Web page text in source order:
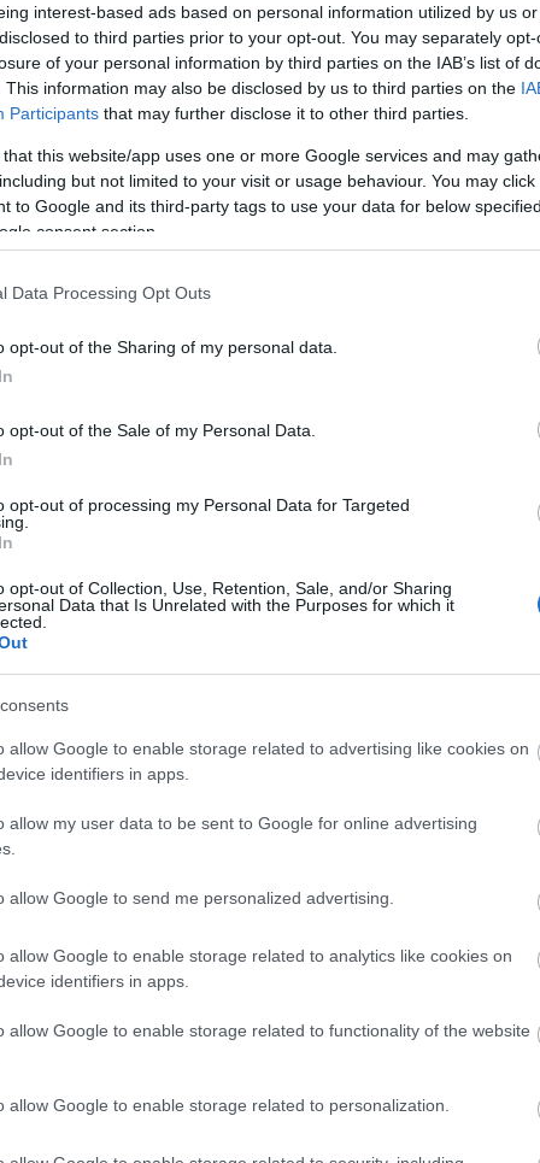
interest-based ads based on personal information utilized by us
to third parties prior to your opt-out. You may separately
of your personal information by third parties on the IAB’s list of
This information may also be disclosed by us to third parties on the
Participants that may further disclose it to other third parties.
that this website/app uses one or more Google services and may
but not limited to your visit or usage behaviour. You may
to Google and its third-party tags to use your data for below
consent section.
Data Processing Opt Outs
opt-out of the Sharing of my personal data.
opt-out of the Sale of my Personal Data.
opt-out of processing my Personal Data for Targeted
opt-out of Collection, Use, Retention, Sale, and/or Sharing
Data that Is Unrelated with the Purposes for which it
allow Google to enable storage related to advertising like cookies on
identifiers in apps.
allow my user data to be sent to Google for online advertising
allow Google to send me personalized advertising.
allow Google to enable storage related to analytics like cookies on
identifiers in apps.
allow Google to enable storage related to functionality of the website
allow Google to enable storage related to personalization.
σημαντικός δείκτης του φύλου μια γάτας. Οι
είναι ιδιαίτερα αισθητές. Ιδίως τα αστείρωτα
λέμε ένα πρόσωπο με “γωνίες”. Αυτό, μάλιστα, μπορεί
ακόμα πιο έντονο καθώς η γάτα ωριμάζει ηλικιακά. Τα
κρανίο και ισχυρότερους μυς στις γνάθους τους.
προσώπου, λίγο πιο στρογγυλό και τα χαρακτηριστικά
γάτα, θα πρέπει να παρατηρήσουμε και το σημείο
να μας φαίνεται υπάρχει μια διαφορά και μάλιστα
σαν μαξιλαράκι, στις αρσενικές γάτες είναι πιο
εμφάνιση του προσώπου. Ειδικά στα αρσενικά
ακόμα πιο έντονο αυτό το “μαξιλαράκι”. Στις θηλυκές
τόσο έντονο καθώς, όπως αναφέραμε και παραπάνω, τα
“λεπτά”. Η διαφορά σε αυτό το σημείο μπορεί να
μιας γάτας, ειδικά σε φυλές που οι σωματικές